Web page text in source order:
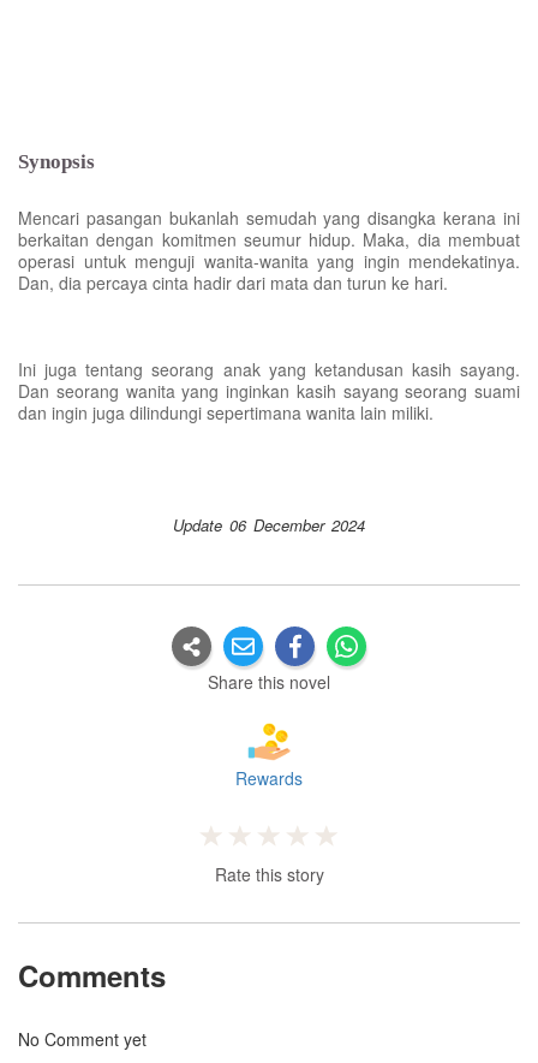
Synopsis
Mencari pasangan bukanlah semudah yang disangka kerana ini
berkaitan dengan komitmen seumur hidup. Maka, dia membuat
operasi untuk menguji wanita-wanita yang ingin mendekatinya.
Dan, dia percaya cinta hadir dari mata dan turun ke hari.
Ini juga tentang seorang anak yang ketandusan kasih sayang.
Dan seorang wanita yang inginkan kasih sayang seorang suami
dan ingin juga dilindungi sepertimana wanita lain miliki.
Update 06 December 2024
Share this novel
Rewards
Rate this story
Comments
No Comment yet